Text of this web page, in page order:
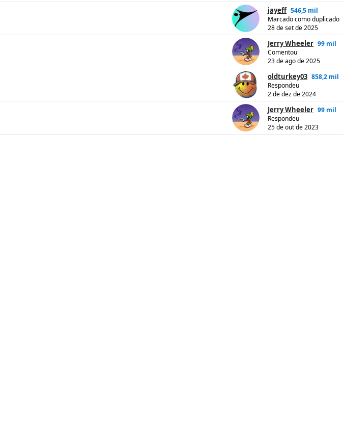
jayeff 546,5 mil
Marcado como duplicado
28 de set de 2025
Jerry Wheeler 99 mil
Comentou
23 de ago de 2025
oldturkey03 858,2 mil
Respondeu
2 de dez de 2024
Jerry Wheeler 99 mil
Respondeu
25 de out de 2023